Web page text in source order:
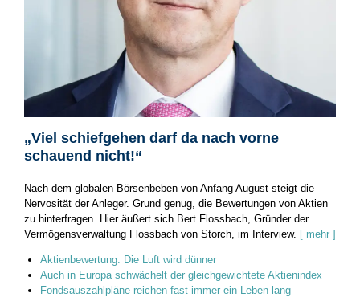
„Viel schiefgehen darf da nach vorne
schauend nicht!“
Nach dem globalen Börsenbeben von Anfang August steigt die
Nervosität der Anleger. Grund genug, die Bewertungen von Aktien
zu hinterfragen. Hier äußert sich Bert Flossbach, Gründer der
Vermögensverwaltung Flossbach von Storch, im Interview. [ mehr ]
Aktienbewertung: Die Luft wird dünner
Auch in Europa schwächelt der gleichgewichtete Aktienindex
Fondsauszahlpläne reichen fast immer ein Leben lang